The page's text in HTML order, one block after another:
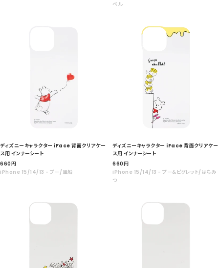
ル
ベル
ディズニーキャラクター iFace 背面クリアケー
ス用 インナーシート
セ
ー
660円
iPhone 15/14/13 - プー/風船
ディズニーキャラクター iFace 背面クリアケー
ス用 インナーシート
セ
ー
ル
660円
iPhone 15/14/13 - プー&ピグレット/はちみ
つ